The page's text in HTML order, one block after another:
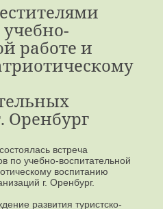
работе и
Оренбург
встреча
по учебно-воспитательной
воспитанию
г. Оренбург.
развития туристско-